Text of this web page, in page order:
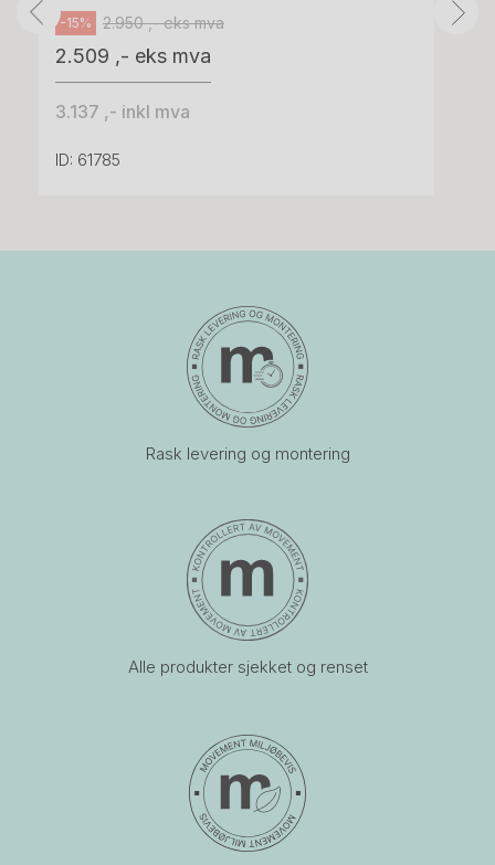
-15% 2.950 ,- eks mva
2.509 ,- eks mva
3.137 ,- inkl mva
ID: 61785
Rask levering og montering
Alle produkter sjekket og renset